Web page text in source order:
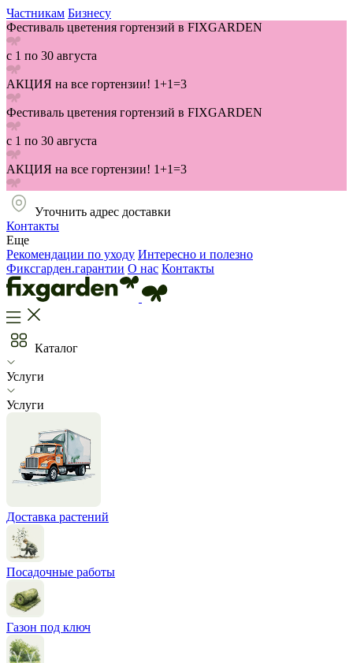
Частникам Бизнесу
Фестиваль цветения гортензий в FIXGARDEN
с 1 по 30 августа
АКЦИЯ на все гортензии! 1+1=3
Фестиваль цветения гортензий в FIXGARDEN
с 1 по 30 августа
АКЦИЯ на все гортензии! 1+1=3
Уточнить адрес доставки
Контакты
Еще
Рекомендации по уходу Интересно и полезно
Фиксгарден.гарантии О нас Контакты
Каталог
Услуги
Услуги
Доставка растений
Посадочные работы
Газон под ключ